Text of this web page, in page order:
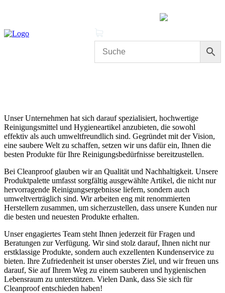
Unser Unternehmen hat sich darauf spezialisiert, hochwertige
Reinigungsmittel und Hygieneartikel anzubieten, die sowohl
effektiv als auch umweltfreundlich sind. Gegründet mit der Vision,
eine saubere Welt zu schaffen, setzen wir uns dafür ein, Ihnen die
besten Produkte für Ihre Reinigungsbedürfnisse bereitzustellen.
Bei Cleanproof glauben wir an Qualität und Nachhaltigkeit. Unsere
Produktpalette umfasst sorgfältig ausgewählte Artikel, die nicht nur
hervorragende Reinigungsergebnisse liefern, sondern auch
umweltverträglich sind. Wir arbeiten eng mit renommierten
Herstellern zusammen, um sicherzustellen, dass unsere Kunden nur
die besten und neuesten Produkte erhalten.
Unser engagiertes Team steht Ihnen jederzeit für Fragen und
Beratungen zur Verfügung. Wir sind stolz darauf, Ihnen nicht nur
erstklassige Produkte, sondern auch exzellenten Kundenservice zu
bieten. Ihre Zufriedenheit ist unser oberstes Ziel, und wir freuen uns
darauf, Sie auf Ihrem Weg zu einem sauberen und hygienischen
Lebensraum zu unterstützen. Vielen Dank, dass Sie sich für
Cleanproof entschieden haben!